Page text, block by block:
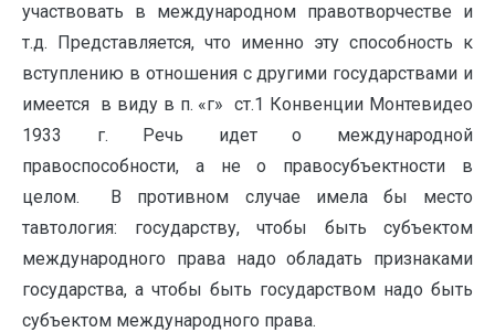
участвовать в международном правотворчестве и
т.д. Представляется, что именно эту способность к
вступлению в отношения с другими государствами и
имеется в виду в п. «г» ст.1 Конвенции Монтевидео
1933 г. Речь идет о международной
правоспособности, а не о правосубъектности в
целом. В противном случае имела бы место
тавтология: государству, чтобы быть субъектом
международного права надо обладать признаками
государства, а чтобы быть государством надо быть
субъектом международного права.